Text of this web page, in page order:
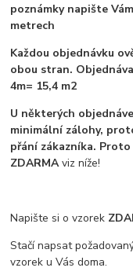
poznámky napište
metrech
Každou objednávku
obou stran.
4m= 15,4 m2
U některých
minimální zálohy,
přání zákazníka.
ZDARMAviz níže!
Napište si o vzorek
Stačí napsat
vzorek u Vás doma.